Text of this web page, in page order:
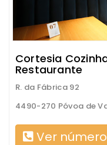
Cortesia
Restaurante
R. da Fábrica 92
4490-270 Póvoa de
Ver